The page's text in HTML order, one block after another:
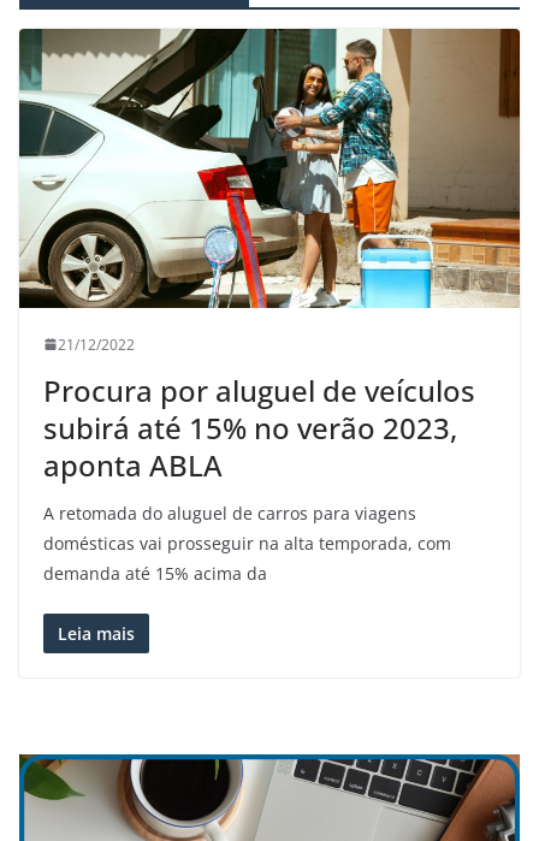
21/12/2022
Procura por aluguel de veículos
subirá até 15% no verão 2023,
aponta ABLA
A retomada do aluguel de carros para viagens
domésticas vai prosseguir na alta temporada, com
demanda até 15% acima da
Leia mais